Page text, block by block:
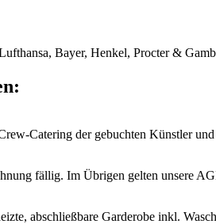
Bayer, Henkel, Procter &
Catering der gebuchten Künstler
fällig. Im Übrigen gelten unsere
abschließbare Garderobe inkl.